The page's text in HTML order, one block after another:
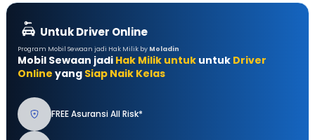
Untuk Driver Online
Program Mobil Sewaan jadi Hak Milik by Moladin
Mobil Sewaan jadi Hak Milik untuk untuk Driver
Online yang Siap Naik Kelas
FREE Asuransi All Risk*